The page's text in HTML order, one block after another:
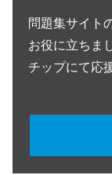
問題集サイト
お役に立ちま
チップにて応